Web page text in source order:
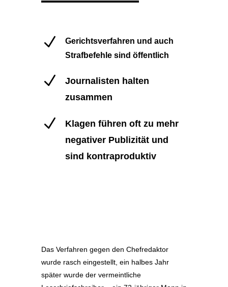
N
Gerichtsverfahren und auch
Strafbefehle sind öffentlich
N
Journalisten halten
zusammen
N
Klagen führen oft zu mehr
negativer Publizität und
sind kontraproduktiv
Das Verfahren gegen den Chefredaktor
wurde rasch eingestellt, ein halbes Jahr
später wurde der vermeintliche